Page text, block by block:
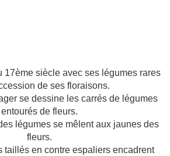
17ème siècle avec ses légumes rares
de ses floraisons.
se dessine les carrés de légumes
entourés de fleurs.
légumes se mêlent aux jaunes des
fleurs.
taillés en contre espaliers encadrent